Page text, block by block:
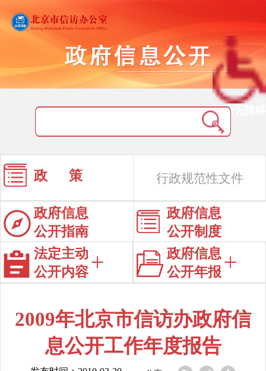
网站无障碍
政 策 行政规范性文件
政府信息
公开指南
政府信息
公开制度
法定主动
公开内容
政府信息
公开年报
2009年北京市信访办政府信
息公开工作年度报告